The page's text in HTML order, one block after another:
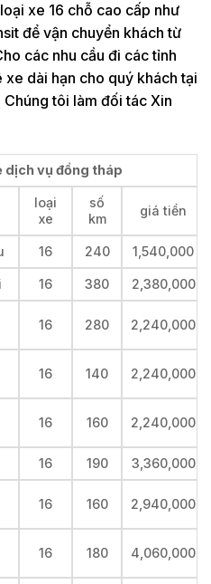
xe 16 chỗ cao cấp như
để vận chuyển khách từ
các nhu cầu đi các tỉnh
dài hạn cho quý khách tại
tôi làm đối tác Xin
dịch vụ đồng tháp
loại
xe
số
km
giá tiền
16 240 1,540,000
16 380 2,380,000
16 280 2,240,000
16 140 2,240,000
16 160 2,240,000
16 190 3,360,000
16 160 2,940,000
16 180 4,060,000